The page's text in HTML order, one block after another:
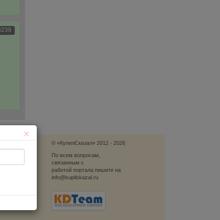
×
звонок
© «КупилСказал» 2012 - 2026
По всем вопросам,
связанным с
работой портала пишите на
info@kupilskazal.ru